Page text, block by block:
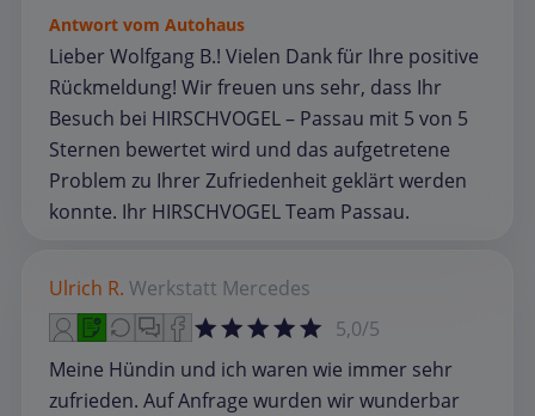
Antwort vom Autohaus
Lieber Wolfgang B.! Vielen Dank für Ihre positive
Rückmeldung! Wir freuen uns sehr, dass Ihr
Besuch bei HIRSCHVOGEL – Passau mit 5 von 5
Sternen bewertet wird und das aufgetretene
Problem zu Ihrer Zufriedenheit geklärt werden
konnte. Ihr HIRSCHVOGEL Team Passau.
Ulrich R. Werkstatt Mercedes
5,0/5
Meine Hündin und ich waren wie immer sehr
zufrieden. Auf Anfrage wurden wir wunderbar